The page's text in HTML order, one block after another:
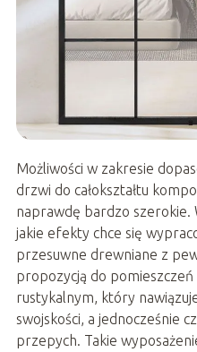
Możliwości w zakresie
drzwi do całokształtu
naprawdę bardzo szerokie.
jakie efekty chce się
przesuwne drewniane z
propozycją do
rustykalnym, który
swojskości, a jednocześnie
przepych. Takie